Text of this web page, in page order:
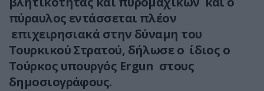
πύραυλος εντάσσεται πλέον
επιχειρησιακά στην δύναμη του
Τουρκικού Στρατού, δήλωσε ο ίδιος ο
Τούρκος υπουργός Ergun στους
δημοσιογράφους.